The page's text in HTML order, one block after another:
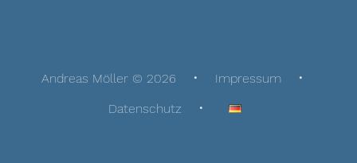
Andreas Möller © 2026
Impressum
Datenschutz